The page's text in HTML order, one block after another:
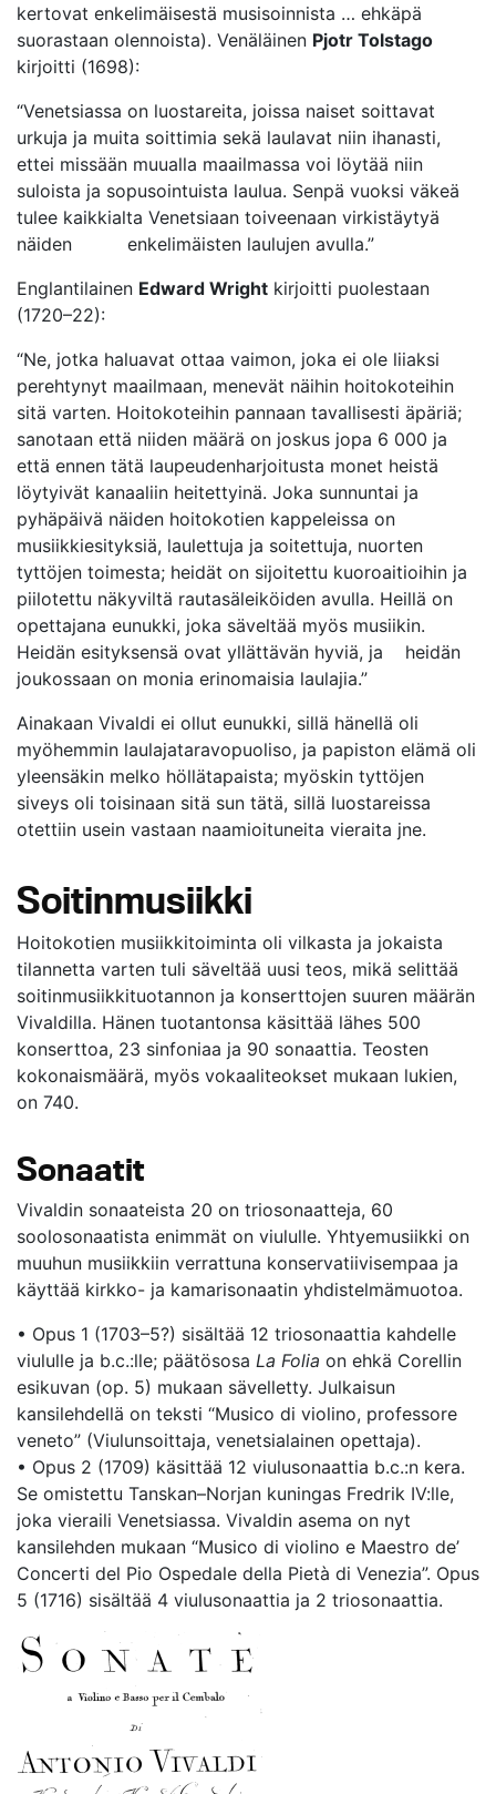
kertovat enkelimäisestä musisoinnista … ehkäpä
suorastaan olennoista). Venäläinen Pjotr Tolstago
kirjoitti (1698):
“Venetsiassa on luostareita, joissa naiset soittavat
urkuja ja muita soittimia sekä laulavat niin ihanasti,
ettei missään muualla maailmassa voi löytää niin
suloista ja sopusointuista laulua. Senpä vuoksi väkeä
tulee kaikkialta Venetsiaan toiveenaan virkistäytyä
näiden enkelimäisten laulujen avulla.”
Englantilainen Edward Wright kirjoitti puolestaan
(1720–22):
“Ne, jotka haluavat ottaa vaimon, joka ei ole liiaksi
perehtynyt maailmaan, menevät näihin hoitokoteihin
sitä varten. Hoitokoteihin pannaan tavallisesti äpäriä;
sanotaan että niiden määrä on joskus jopa 6 000 ja
että ennen tätä laupeudenharjoitusta monet heistä
löytyivät kanaaliin heitettyinä. Joka sunnuntai ja
pyhäpäivä näiden hoitokotien kappeleissa on
musiikkiesityksiä, laulettuja ja soitettuja, nuorten
tyttöjen toimesta; heidät on sijoitettu kuoroaitioihin ja
piilotettu näkyviltä rautasäleiköiden avulla. Heillä on
opettajana eunukki, joka säveltää myös musiikin.
Heidän esityksensä ovat yllättävän hyviä, ja heidän
joukossaan on monia erinomaisia laulajia.”
Ainakaan Vivaldi ei ollut eunukki, sillä hänellä oli
myöhemmin laulajataravopuoliso, ja papiston elämä oli
yleensäkin melko höllätapaista; myöskin tyttöjen
siveys oli toisinaan sitä sun tätä, sillä luostareissa
otettiin usein vastaan naamioituneita vieraita jne.
Soitinmusiikki
Hoitokotien musiikkitoiminta oli vilkasta ja jokaista
tilannetta varten tuli säveltää uusi teos, mikä selittää
soitinmusiikkituotannon ja konserttojen suuren määrän
Vivaldilla. Hänen tuotantonsa käsittää lähes 500
konserttoa, 23 sinfoniaa ja 90 sonaattia. Teosten
kokonaismäärä, myös vokaaliteokset mukaan lukien,
on 740.
Sonaatit
Vivaldin sonaateista 20 on triosonaatteja, 60
soolosonaatista enimmät on viululle. Yhtyemusiikki on
muuhun musiikkiin verrattuna konservatiivisempaa ja
käyttää kirkko- ja kamarisonaatin yhdistelmämuotoa.
• Opus 1 (1703–5?) sisältää 12 triosonaattia kahdelle
viululle ja b.c.:lle; päätösosa La Folia on ehkä Corellin
esikuvan (op. 5) mukaan sävelletty. Julkaisun
kansilehdellä on teksti “Musico di violino, professore
veneto” (Viulunsoittaja, venetsialainen opettaja).
• Opus 2 (1709) käsittää 12 viulusonaattia b.c.:n kera.
Se omistettu Tanskan–Norjan kuningas Fredrik IV:lle,
joka vieraili Venetsiassa. Vivaldin asema on nyt
kansilehden mukaan “Musico di violino e Maestro de’
Concerti del Pio Ospedale della Pietà di Venezia”. Opus
5 (1716) sisältää 4 viulusonaattia ja 2 triosonaattia.